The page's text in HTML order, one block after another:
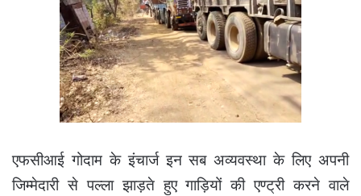
एफसीआई गोदाम के इंचार्ज इन सब अव्यवस्था के लिए अपनी
जिम्मेदारी से पल्ला झाड़ते हुए गाड़ियों की एण्ट्री करने वाले